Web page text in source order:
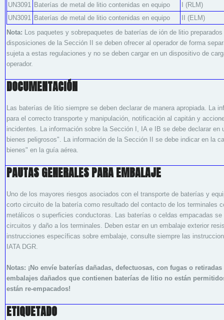
UN3091
Baterías de metal de litio contenidas en equipo
I (RLM)
UN3091
Baterías de metal de litio contenidas en equipo
II (ELM)
Nota: Los paquetes y sobrepaquetes de baterías de ión de litio
disposiciones de la Sección II se deben ofrecer al operador de forma
sujeta a estas regulaciones y no se deben cargar en un dispositivo de
operador.
DOCUMENTACIÓN
Las baterías de litio siempre se deben declarar de manera apropiada. La
para el correcto transporte y manipulación, notificación al capitán y
incidentes. La información sobre la Sección I, IA e IB se debe declarar en
bienes peligrosos". La información de la Sección II se debe indicar en la
bienes" en la guía aérea.
PAUTAS GENERALES PARA EMBALAJE
Uno de los mayores riesgos asociados con el transporte de baterías y
corto circuito de la batería como resultado del contacto de los terminales
metálicos o superficies conductoras. Las baterías o celdas empacadas
circuitos y daño a los terminales. Deben estar en un embalaje exterior
instrucciones específicas sobre embalaje, consulte siempre las
IATA DGR.
Notas: ¡No envíe baterías dañadas, defectuosas, con fugas o
embalajes dañados que contienen baterías de litio no están
están re-empacados!
ETIQUETADO